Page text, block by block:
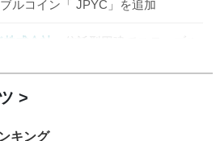
ルコイン「 JPYC」を追加
株式会社
信託型円建てステーブル
キング